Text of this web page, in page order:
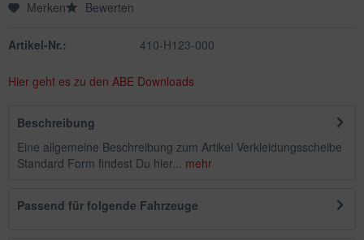
Merken Bewerten
Artikel-Nr.: 410-H123-000
Hier geht es zu den ABE Downloads
Beschreibung
Eine allgemeine Beschreibung zum Artikel Verkleidungsscheibe
Standard Form findest Du hier... mehr
Passend für folgende Fahrzeuge